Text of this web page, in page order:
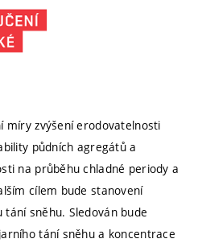
míry zvýšení erodovatelnosti
půdních agregátů a
na průběhu chladné periody a
cílem bude stanovení
sněhu. Sledován bude
tání sněhu a koncentrace